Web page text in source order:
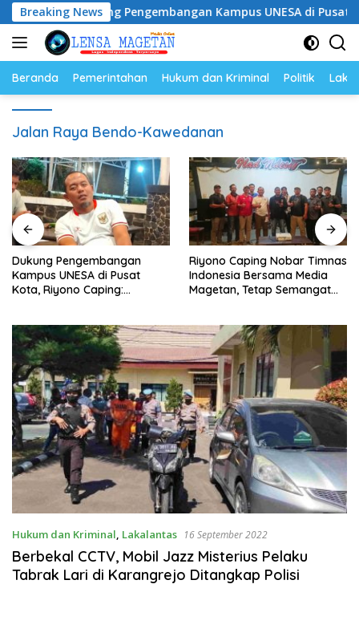
Langsung
ke
konten
Breaking News
Dukung Pengembangan Kampus UNESA di Pusat Kota,
Beranda Pemerintahan Hukum dan Kriminal Politik
Jalan Raya Bendo-Kawedanan
Dukung Pengembangan
Kampus UNESA di Pusat
Kota, Riyono Caping:
Riyono Caping Nobar Timnas
Indonesia Bersama Media
Magetan, Tetap Semangat
Hukum dan Kriminal, Lakalantas 16 September 2022
Berbekal CCTV, Mobil Jazz Misterius Pelaku
Tabrak Lari di Karangrejo Ditangkap Polisi